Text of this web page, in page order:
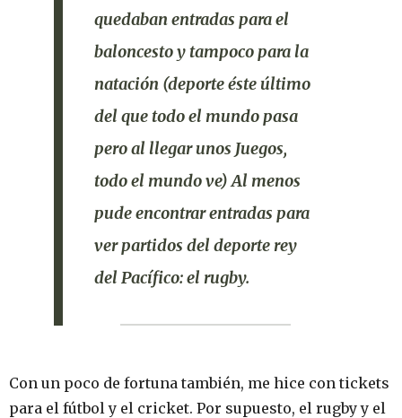
quedaban entradas para el
baloncesto y tampoco para la
natación (deporte éste último
del que todo el mundo pasa
pero al llegar unos Juegos,
todo el mundo ve) Al menos
pude encontrar entradas para
ver partidos del deporte rey
del Pacífico: el rugby.
Con un poco de fortuna también, me hice con tickets
para el fútbol y el cricket. Por supuesto, el rugby y el